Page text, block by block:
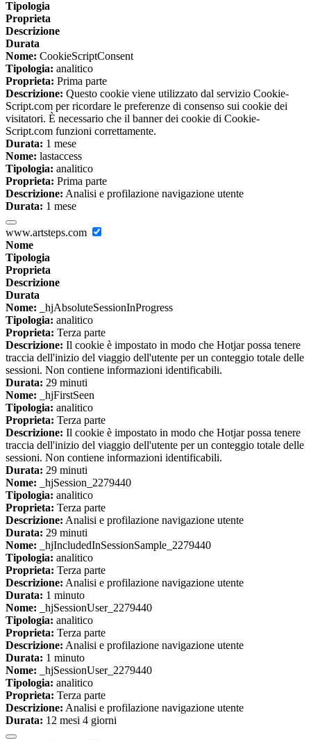
Tipologia
Proprieta
Descrizione
Durata
Nome: CookieScriptConsent
Tipologia: analitico
Proprieta: Prima parte
Descrizione: Questo cookie viene utilizzato dal servizio Cookie-
Script.com per ricordare le preferenze di consenso sui cookie dei
visitatori. È necessario che il banner dei cookie di Cookie-
Script.com funzioni correttamente.
Durata: 1 mese
Nome: lastaccess
Tipologia: analitico
Proprieta: Prima parte
Descrizione: Analisi e profilazione navigazione utente
Durata: 1 mese
www.artsteps.com
Nome
Tipologia
Proprieta
Descrizione
Durata
Nome: _hjAbsoluteSessionInProgress
Tipologia: analitico
Proprieta: Terza parte
Descrizione: Il cookie è impostato in modo che Hotjar possa tenere
traccia dell'inizio del viaggio dell'utente per un conteggio totale delle
sessioni. Non contiene informazioni identificabili.
Durata: 29 minuti
Nome: _hjFirstSeen
Tipologia: analitico
Proprieta: Terza parte
Descrizione: Il cookie è impostato in modo che Hotjar possa tenere
traccia dell'inizio del viaggio dell'utente per un conteggio totale delle
sessioni. Non contiene informazioni identificabili.
Durata: 29 minuti
Nome: _hjSession_2279440
Tipologia: analitico
Proprieta: Terza parte
Descrizione: Analisi e profilazione navigazione utente
Durata: 29 minuti
Nome: _hjIncludedInSessionSample_2279440
Tipologia: analitico
Proprieta: Terza parte
Descrizione: Analisi e profilazione navigazione utente
Durata: 1 minuto
Nome: _hjSessionUser_2279440
Tipologia: analitico
Proprieta: Terza parte
Descrizione: Analisi e profilazione navigazione utente
Durata: 1 minuto
Nome: _hjSessionUser_2279440
Tipologia: analitico
Proprieta: Terza parte
Descrizione: Analisi e profilazione navigazione utente
Durata: 12 mesi 4 giorni